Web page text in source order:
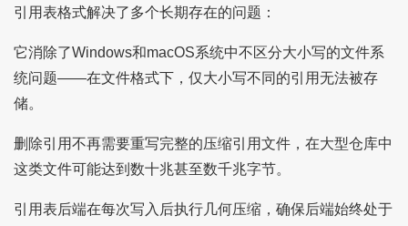
引用表格式解决了多个长期存在的问题：
它消除了Windows和macOS系统中不区分大小写的文件系
统问题——在文件格式下，仅大小写不同的引用无法被存
储。
删除引用不再需要重写完整的压缩引用文件，在大型仓库中
这类文件可能达到数十兆甚至数千兆字节。
引用表后端在每次写入后执行几何压缩，确保后端始终处于